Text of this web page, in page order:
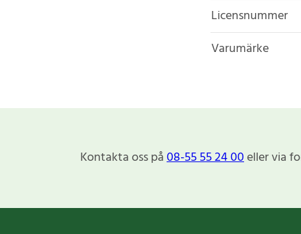
Licensnummer
Varumärke
Kontakta oss på08-55 55 24 00eller via